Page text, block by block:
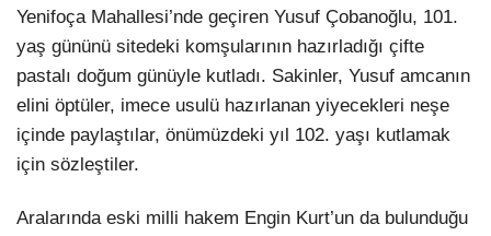
Yenifoça Mahallesi’nde geçiren Yusuf Çobanoğlu, 101.
yaş gününü sitedeki komşularının hazırladığı çifte
pastalı doğum günüyle kutladı. Sakinler, Yusuf amcanın
elini öptüler, imece usulü hazırlanan yiyecekleri neşe
içinde paylaştılar, önümüzdeki yıl 102. yaşı kutlamak
için sözleştiler.
Aralarında eski milli hakem Engin Kurt’un da bulunduğu